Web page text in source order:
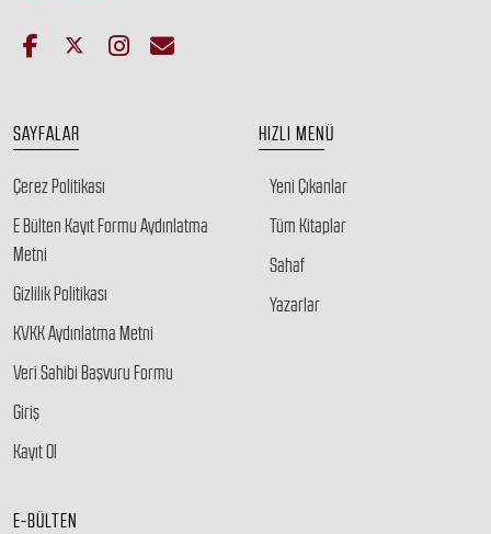
SAYFALAR
Çerez Politikası
E Bülten Kayıt Formu Aydınlatma
Metni
Gizlilik Politikası
KVKK Aydınlatma Metni
Veri Sahibi Başvuru Formu
Giriş
Kayıt Ol
HIZLI MENÜ
Yeni Çıkanlar
Tüm Kitaplar
Sahaf
Yazarlar
E-BÜLTEN